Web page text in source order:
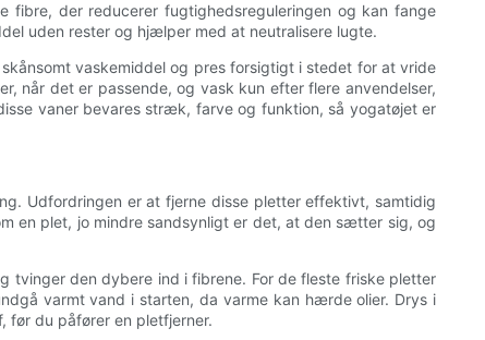
fibre, der reducerer fugtighedsreguleringen og kan fange
uden rester og hjælper med at neutralisere lugte.
vaskemiddel og pres forsigtigt i stedet for at vride
når det er passende, og vask kun efter flere anvendelser,
vaner bevares stræk, farve og funktion, så yogatøjet er
Udfordringen er at fjerne disse pletter effektivt, samtidig
en plet, jo mindre sandsynligt er det, at den sætter sig, og
tvinger den dybere ind i fibrene. For de fleste friske pletter
varmt vand i starten, da varme kan hærde olier. Drys i
før du påfører en pletfjerner.